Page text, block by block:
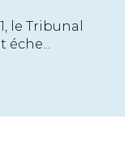
le Tribunal
éche...